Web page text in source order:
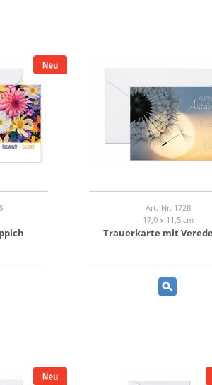
Art.-Nr. 1728
17,0 x 11,5 cm
Trauerkarte mit